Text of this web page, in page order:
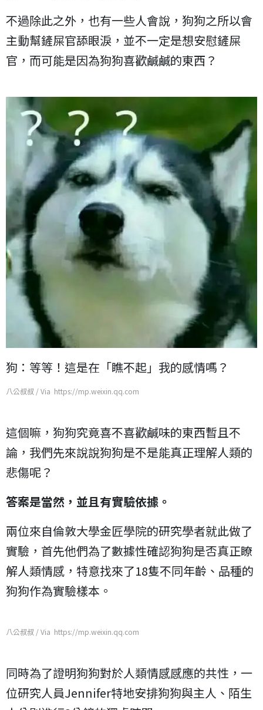
不過除此之外，也有一些人會說，狗狗之所以會
主動幫鏟屎官舔眼淚，並不一定是想安慰鏟屎
官，而可能是因為狗狗喜歡鹹鹹的東西？
狗：等等！這是在「瞧不起」我的感情嗎？
八公叔叔 / Via https://mp.weixin.qq.com
這個嘛，狗狗究竟喜不喜歡鹹味的東西暫且不
論，我們先來說說狗狗是不是能真正理解人類的
悲傷呢？
答案是當然，並且有實驗依據。
兩位來自倫敦大學金匠學院的研究學者就此做了
實驗，首先他們為了數據性確認狗狗是否真正瞭
解人類情感，特意找來了18隻不同年齡、品種的
狗狗作為實驗樣本。
八公叔叔 / Via https://mp.weixin.qq.com
同時為了證明狗狗對於人類情感感應的共性，一
位研究人員Jennifer特地安排狗狗與主人、陌生